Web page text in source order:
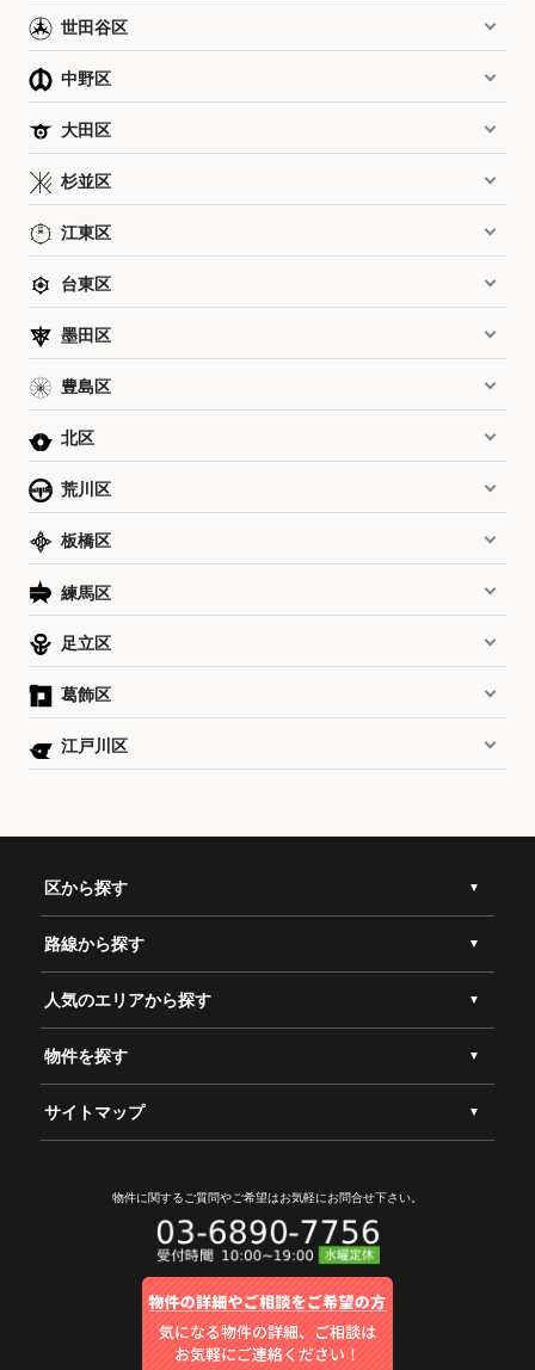
世田谷区
中野区
大田区
杉並区
江東区
台東区
墨田区
豊島区
北区
荒川区
板橋区
練馬区
足立区
葛飾区
江戸川区
区から探す
路線から探す
人気のエリアから探す
物件を探す
サイトマップ
物件に関するご質問やご希望はお気軽にお問合せ下さい。